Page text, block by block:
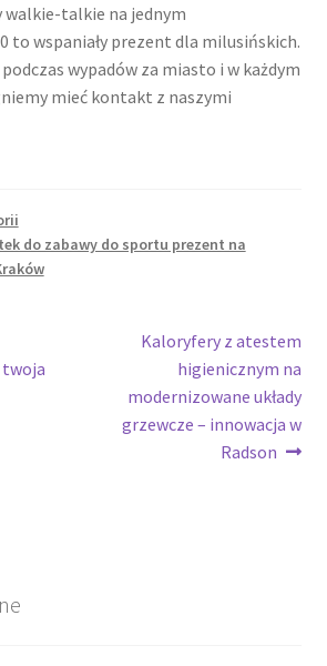
walkie-talkie na jednym
to wspaniały prezent dla milusińskich.
wypadów za miasto i w każdym
mieć kontakt z naszymi
do zabawy do sportu prezent na
twoja
Następny
Kaloryfery z atestem
higienicznym na
modernizowane układy
grzewcze – innowacja w
Radson